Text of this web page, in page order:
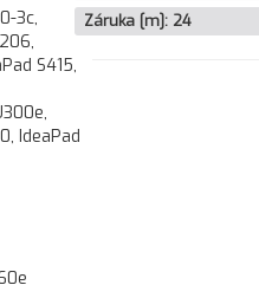
3c,
S415,
IdeaPad
Záruka [m]: 24